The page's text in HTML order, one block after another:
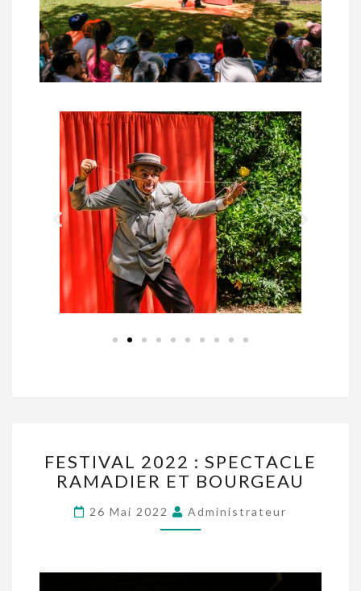
FESTIVAL 2022 : SPECTACLE
RAMADIER ET BOURGEAU
26 Mai 2022 Administrateur